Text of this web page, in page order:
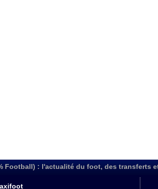
Football) : l'actualité du foot, des transferts